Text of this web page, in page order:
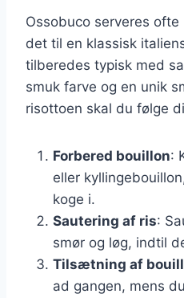
Ossobuco serveres
det til en klassisk
tilberedes typisk med
smuk farve og en unik
risottoen skal du følge
Forbered bouillon:
eller
koge i.
Sautering af ris:
smør og løg, indtil
Tilsætning af
ad gangen, mens